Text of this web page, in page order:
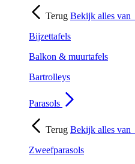
Terug Bekijk alles van
Bijzettafels
Balkon & muurtafels
Bartrolleys
Parasols
Terug Bekijk alles van
Zweefparasols